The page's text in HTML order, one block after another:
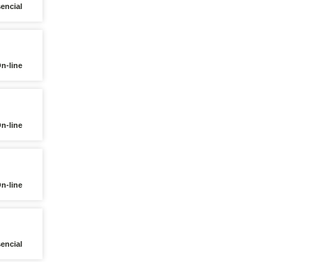
line
line
line